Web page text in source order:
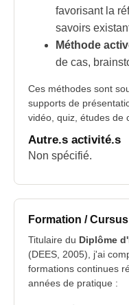
favorisant la
savoirs
Méthode
de cas,
Ces méthodes sont
supports de
vidéo, quiz, études de
Autre.s activité.s
Non spécifié.
Formation / Cursus
Titulaire du Diplôme
(DEES, 2005), j'ai
formations continues
années de pratique :